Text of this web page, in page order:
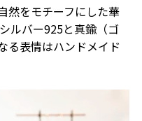
然をモチーフにした華
ルバー925と真鍮（ゴ
る表情はハンドメイド